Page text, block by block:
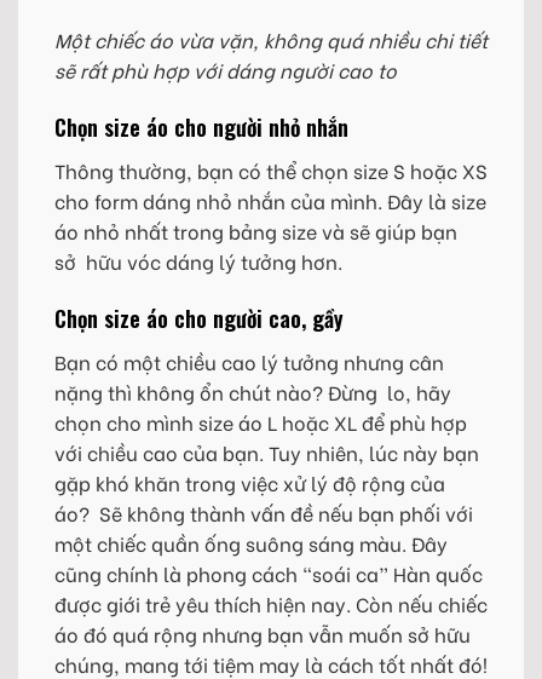
Một chiếc áo vừa vặn, không quá nhiều chi tiết
sẽ rất phù hợp với dáng người cao to
Chọn size áo cho người nhỏ nhắn
Thông thường, bạn có thể chọn size S hoặc XS
cho form dáng nhỏ nhắn của mình. Đây là size
áo nhỏ nhất trong bảng size và sẽ giúp bạn
sở hữu vóc dáng lý tưởng hơn.
Chọn size áo cho người cao, gầy
Bạn có một chiều cao lý tưởng nhưng cân
nặng thì không ổn chút nào? Đừng lo, hãy
chọn cho mình size áo L hoặc XL để phù hợp
với chiều cao của bạn. Tuy nhiên, lúc này bạn
gặp khó khăn trong việc xử lý độ rộng của
áo? Sẽ không thành vấn đề nếu bạn phối với
một chiếc quần ống suông sáng màu. Đây
cũng chính là phong cách “soái ca” Hàn quốc
được giới trẻ yêu thích hiện nay. Còn nếu chiếc
áo đó quá rộng nhưng bạn vẫn muốn sở hữu
chúng, mang tới tiệm may là cách tốt nhất đó!